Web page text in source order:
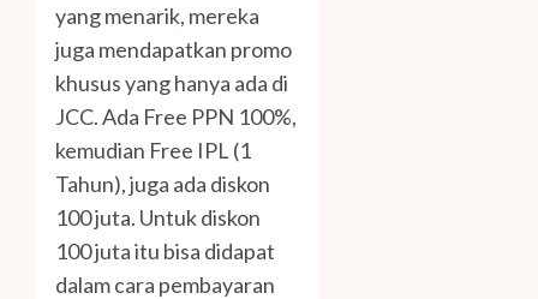
yang menarik, mereka
juga mendapatkan promo
khusus yang hanya ada di
JCC. Ada Free PPN 100%,
kemudian Free IPL (1
Tahun), juga ada diskon
100 juta. Untuk diskon
100 juta itu bisa didapat
dalam cara pembayaran